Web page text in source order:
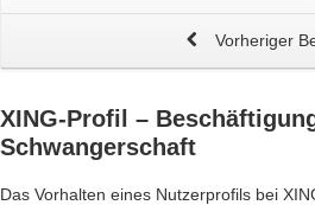
Vorheriger
XING-Profil –
Schwangerschaft
Das Vorhalten eines Nutzerprofils bei